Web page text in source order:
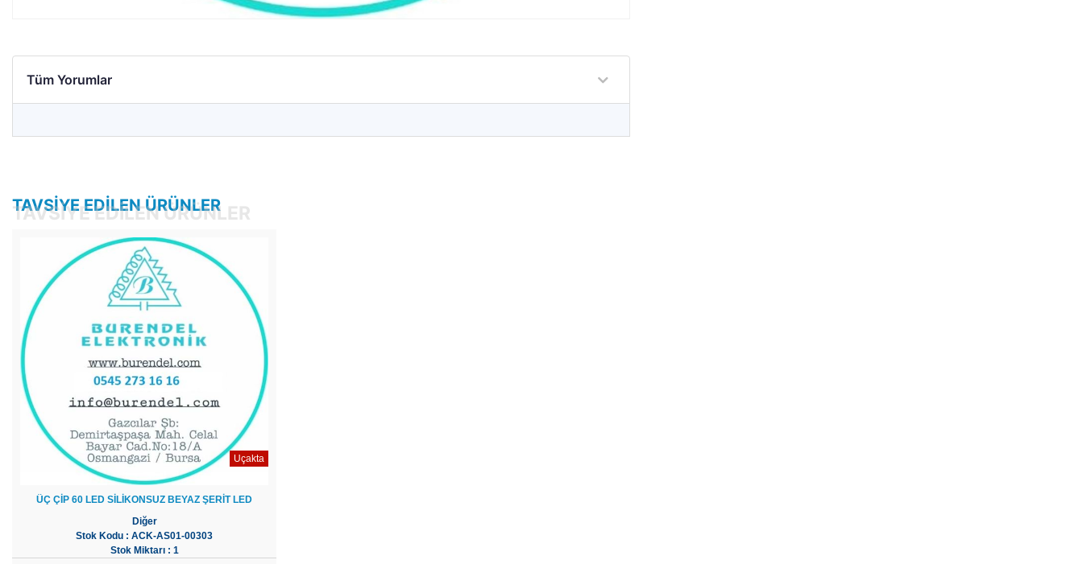
Tüm Yorumlar
TAVSIYE EDILEN ÜRÜNLER
TAVSIYE EDILEN ÜRÜNLER
Uçakta
ÜÇ ÇİP 60 LED SİLİKONSUZ BEYAZ ŞERİT LED
Diğer
Stok Kodu : ACK-AS01-00303
Stok Miktarı : 1